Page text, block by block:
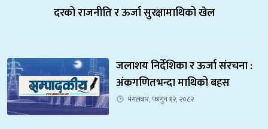
दरको राजनीति र ऊर्जा सुरक्षामाथिको खेल
जलाशय निर्देशिका र ऊर्जा संरचना :
अंकगणितभन्दा माथिको बहस
मंगलबार, फागुन १२, २०८२